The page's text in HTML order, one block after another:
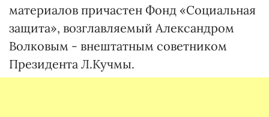
материалов причастен Фонд «Социальная
защита», возглавляемый Александром
Волковым - внештатным советником
Президента Л.Кучмы.